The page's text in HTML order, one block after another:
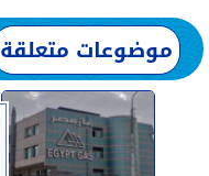
موضوعات متعلقة